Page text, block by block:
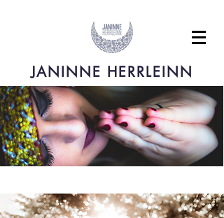
JANINNE HERRLEINN